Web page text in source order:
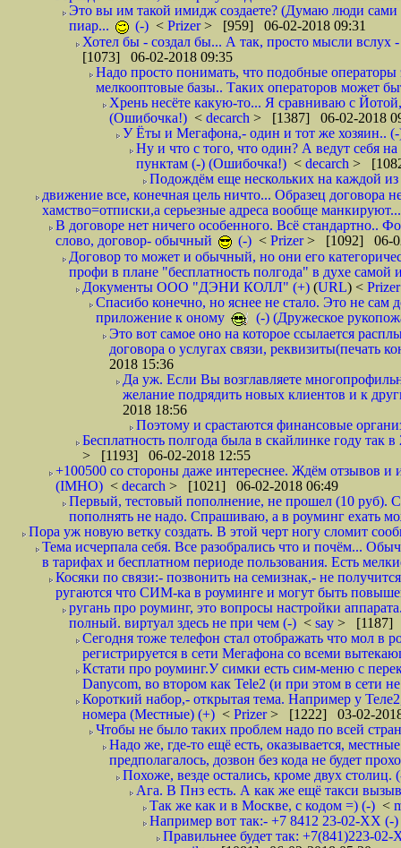
Это вы им такой имидж создаете? (Думаю люди сами
пиар...
(-) < Prizer> [959] 06-02-2018 09:31
Хотел бы - создал бы... А так, просто мысли вслух
[1073] 06-02-2018 09:35
Надо просто понимать, что подобные
мелкооптовые базы.. Таких операторов может
Хрень несёте какую-то... Я сравниваю с
(Ошибочка!) < decarch > [1387] 06-02-2018
У Ёты и Мегафона,- один и тот же хозяин..
Ну и что с того, что один? А ведут себя
пунктам (-) (Ошибочка!) < decarch >
Подождём еще нескольких на каждой из
движение все, конечная цель ничто... Образец договора
хамство=отписки,а серьезные адреса вообще
В договоре нет ничего особенного. Всё стандартно..
слово, договор- обычный
(-) < Prizer> [1092] 06-
Договор то может и обычный, но они его
профи в плане "бесплатность полгода" в духе
Документы ООО "ДЭНИ КОЛЛ" (+) (URL) <
Спасибо конечно, но яснее не стало. Это не сам
приложение к оному
(-) (Дружеское
Это вот самое оно на которое ссылается
договора о услугах связи, реквизиты(печать
2018 15:36
Да уж. Если Вы возглавляете
желание подрядить новых клиентов и к
2018 18:56
Поэтому и срастаются финансовые
Бесплатность полгода была в скайлинке году
> [1193] 06-02-2018 12:55
+100500 со стороны даже интереснее. Ждём отзывов и
(IMHO) < decarch > [1021] 06-02-2018 06:49
Первый, тестовый пополнение, не прошел (10 руб).
пополнять не надо. Спрашиваю, а в роуминг ехать
Пора уж новую ветку создать. В этой черт ногу сломит
Тема исчерпала себя. Все разобрались что и почём...
в тарифах и бесплатном периоде пользования. Есть
Косяки по связи:- позвонить на семизнак,- не
ругаются что СИМ-ка в роуминге и могут быть
ругань про роуминг, это вопросы настройки
полный. виртуал здесь не при чем (-) < say > [1187]
Сегодня тоже телефон стал отображать что мол в
регистрируется в сети Мегафона со всеми
Кстати про роуминг.У симки есть сим-меню с
Danycom, во втором как Tele2 (и при этом в сети
Короткий набор,- открытая тема. Например у
номера (Местные) (+) < Prizer> [1222] 03-02-
Чтобы не было таких проблем надо по всей
Надо же, где-то ещё есть, оказывается,
предполагалось, дозвон без кода не будет
Похоже, везде остались, кроме двух
Ага. В Пнз есть. А как же ещё такси
Так же как и в Москве, с кодом =) (-) <
Например вот так:- +7 8412 23-02-ХХ (-
Правильнее будет так: +7(841)223-